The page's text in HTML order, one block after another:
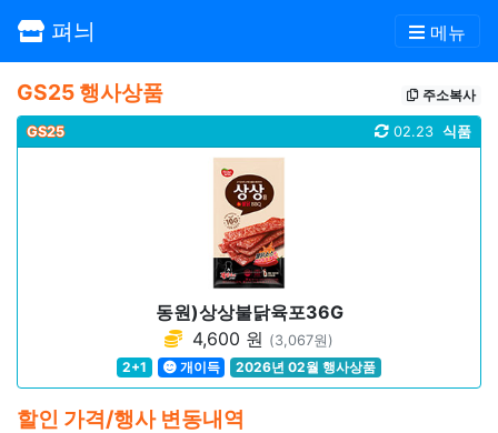
펴늬 메뉴
GS25 행사상품 주소복사
GS25 식품
02.23
동원)상상불닭육포36G
4,600 원 (3,067원)
2+1
개이득 2026년 02월 행사상품
할인 가격/행사 변동내역